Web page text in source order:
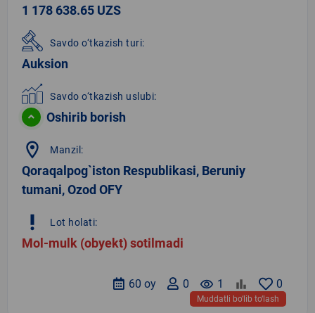
1 178 638.65 UZS
Savdo o‘tkazish turi:
Auksion
Savdo o‘tkazish uslubi:
Oshirib borish
location_on Manzil:
Qoraqalpog`iston Respublikasi, Beruniy
tumani, Ozod OFY
priority_high Lot holati:
Mol-mulk (obyekt) sotilmadi
0
remove_red_eye 1
0
60 oy
Muddatli bo‘lib to‘lash